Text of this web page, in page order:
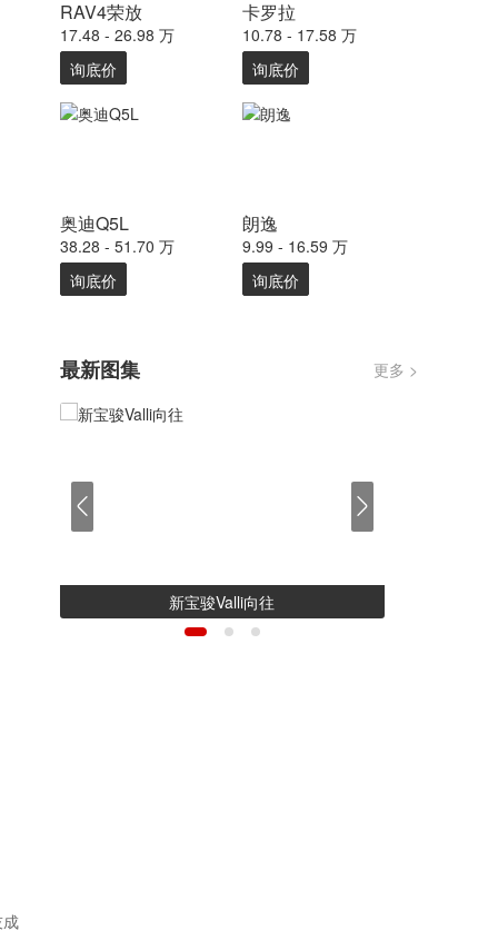
RAV4荣放
17.48 - 26.98 万
询底价
卡罗拉
10.78 - 17.58 万
询底价
奥迪Q5L
38.28 - 51.70 万
询底价
朗逸
9.99 - 16.59 万
询底价
最新图集 更多 >
新宝骏Valli向往